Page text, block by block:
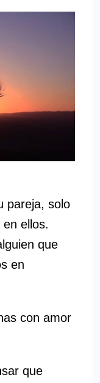
pareja, solo
ellos.
que
en
con amor
que